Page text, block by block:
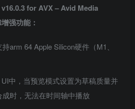
for AVX – Avid Media
强功能：
arm 64 Apple Silicon硬件（M1、
中，当预览模式设置为草稿质量并
成时，无法在时间轴中播放